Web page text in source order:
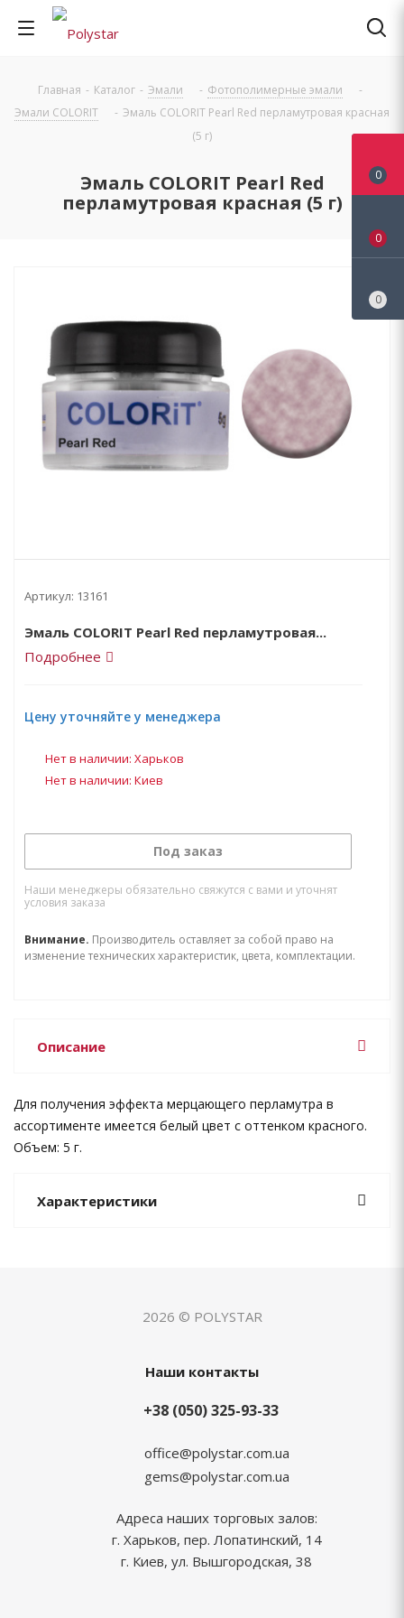
Главная - Каталог - Эмали - Фотополимерные эмали
-
Эмали COLORIT
- Эмаль COLORIT Pearl Red перламутровая красная
(5 г)
Эмаль COLORIT Pearl Red
перламутровая красная (5 г)
Артикул: 13161
Эмаль COLORIT Pearl Red перламутровая...
Подробнее
Цену уточняйте у менеджера
Нет в наличии: Харьков
Нет в наличии: Киев
Под заказ
Наши менеджеры обязательно свяжутся с вами и уточнят
условия заказа
Внимание. Производитель оставляет за собой право на
изменение технических характеристик, цвета, комплектации.
Описание
Для получения эффекта мерцающего перламутра в
ассортименте имеется белый цвет с оттенком красного.
Объем: 5 г.
Характеристики
2026 © POLYSTAR
Наши контакты
+38 (050) 325-93-33
office@polystar.com.ua
gems@polystar.com.ua
Адреса наших торговых залов:
г. Харьков, пер. Лопатинский, 14
г. Киев, ул. Вышгородская, 38
0
0
0